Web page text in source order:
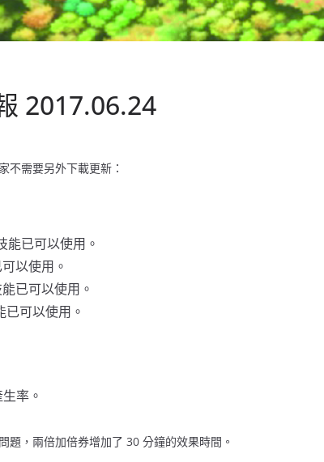
2017.06.24
不需要另外下載更新：
已可以使用。
以使用。
已可以使用。
可以使用。
率。
題，兩倍加倍券增加了 30 分鐘的效果時間。